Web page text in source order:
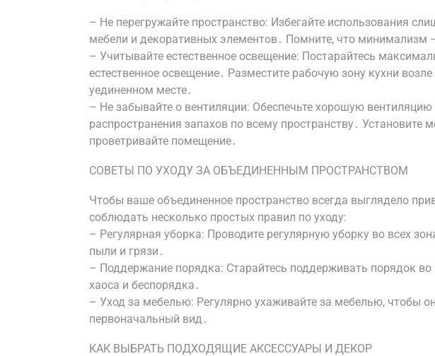
– Не перегружайте пространство: Избегайте использования
мебели и декоративных элементов․ Помните, что минимализм
– Учитывайте естественное освещение: Постарайтесь
естественное освещение․ Разместите рабочую зону кухни
уединенном месте․
– Не забывайте о вентиляции: Обеспечьте хорошую
распространения запахов по всему пространству․
проветривайте помещение․
СОВЕТЫ ПО УХОДУ ЗА ОБЪЕДИНЕННЫМ ПРОСТРАНСТВОМ
Чтобы ваше объединенное пространство всегда выглядело
соблюдать несколько простых правил по уходу:
– Регулярная уборка: Проводите регулярную уборку во всех
пыли и грязи․
– Поддержание порядка: Старайтесь поддерживать порядок во
хаоса и беспорядка․
– Уход за мебелью: Регулярно ухаживайте за мебелью, чтобы
первоначальный вид․
КАК ВЫБРАТЬ ПОДХОДЯЩИЕ АКСЕССУАРЫ И ДЕКОР